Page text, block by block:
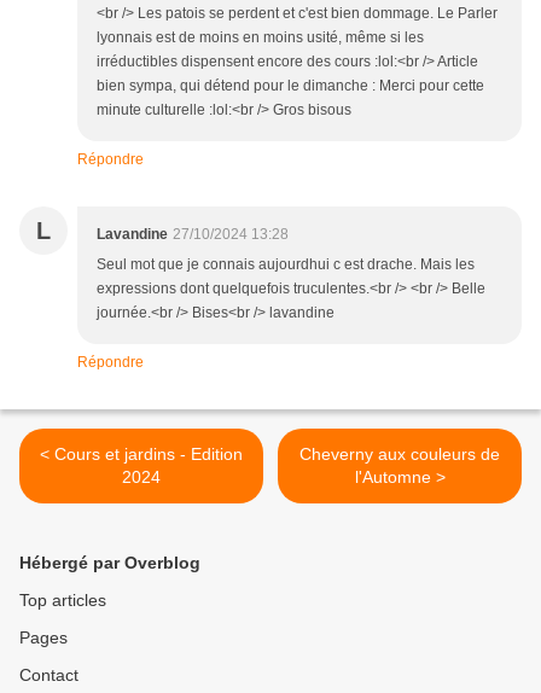
<br /> Les patois se perdent et c'est bien dommage. Le Parler
lyonnais est de moins en moins usité, même si les
irréductibles dispensent encore des cours :lol:<br /> Article
bien sympa, qui détend pour le dimanche : Merci pour cette
minute culturelle :lol:<br /> Gros bisous
Répondre
L Lavandine 27/10/2024 13:28
Seul mot que je connais aujourdhui c est drache. Mais les
expressions dont quelquefois truculentes.<br /> <br /> Belle
journée.<br /> Bises<br /> lavandine
Répondre
< Cours et jardins - Edition
2024
Cheverny aux couleurs de
l'Automne >
Hébergé par Overblog
Top articles
Pages
Contact